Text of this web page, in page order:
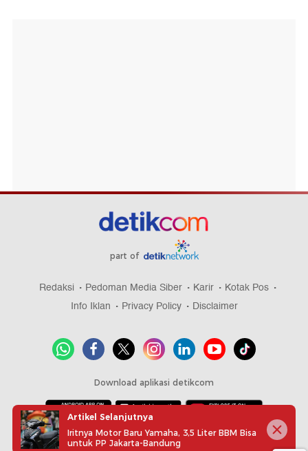
part of
Redaksi Pedoman Media Siber Karir
Kotak Pos
Info Iklan
Privacy Policy Disclaimer
Download aplikasi detikcom
Copyright @ 2026 detikcom, All right reserved
Artikel Selanjutnya
Iritnya Motor Baru Yamaha, 3,5 Liter BBM Bisa
untuk PP Jakarta-Bandung